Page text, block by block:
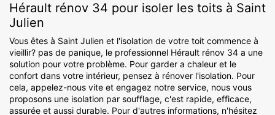
Hérault rénov 34 pour isoler les toits à Saint
Julien
Vous êtes à Saint Julien et l'isolation de votre toit commence à
vieillir? pas de panique, le professionnel Hérault rénov 34 a une
solution pour votre problème. Pour garder a chaleur et le
confort dans votre intérieur, pensez à rénover l'isolation. Pour
cela, appelez-nous vite et engagez notre service, nous vous
proposons une isolation par soufflage, c'est rapide, efficace,
assurée et aussi durable. Pour d'autres informations, n'hésitez